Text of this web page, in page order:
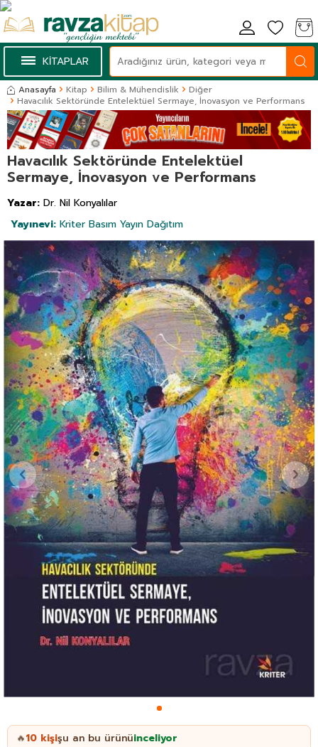
KİTAPLAR
Anasayfa Kitap Bilim & Mühendislik
Diğer
Havacılık Sektöründe Entelektüel Sermaye, İnovasyon ve Performans
Havacılık Sektöründe Entelektüel
Sermaye, İnovasyon ve Performans
Yazar: Dr. Nil Konyalılar
Yayınevi: Kriter Basım Yayın Dağıtım
🔥10 kişişu an bu ürünüinceliyor